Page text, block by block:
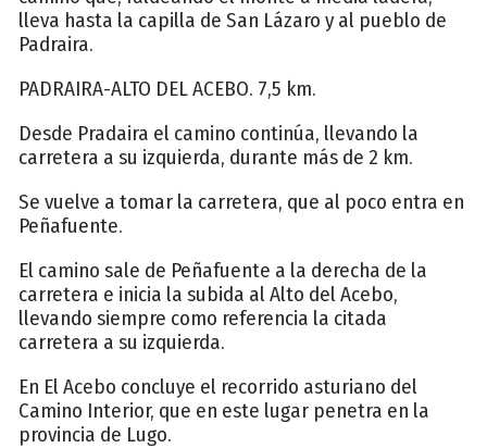
lleva hasta la capilla de San Lázaro y al pueblo de
Padraira.
PADRAIRA-ALTO DEL ACEBO. 7,5 km.
Desde Pradaira el camino continúa, llevando la
carretera a su izquierda, durante más de 2 km.
Se vuelve a tomar la carretera, que al poco entra en
Peñafuente.
El camino sale de Peñafuente a la derecha de la
carretera e inicia la subida al Alto del Acebo,
llevando siempre como referencia la citada
carretera a su izquierda.
En El Acebo concluye el recorrido asturiano del
Camino Interior, que en este lugar penetra en la
provincia de Lugo.